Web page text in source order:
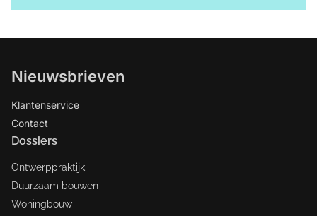
Nieuwsbrieven
Klantenservice
Contact
Dossiers
Ontwerppraktijk
Duurzaam bouwen
Woningbouw